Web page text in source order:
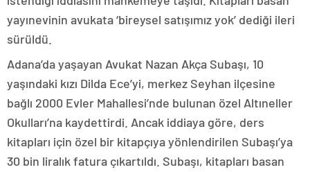
yayınevinin avukata ‘bireysel satışımız yok’ dediği ileri
sürüldü.
Adana’da yaşayan Avukat Nazan Akça Subaşı, 10
yaşındaki kızı Dilda Ece’yi, merkez Seyhan ilçesine
bağlı 2000 Evler Mahallesi’nde bulunan özel Altıneller
Okulları’na kaydettirdi. Ancak iddiaya göre, ders
kitapları için özel bir kitapçıya yönlendirilen Subaşı’ya
30 bin liralık fatura çıkartıldı. Subaşı, kitapları basan